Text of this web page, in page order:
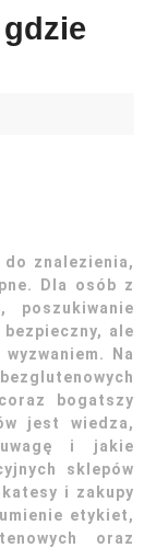
znalezienia,
Dla osób z
poszukiwanie
ale
Na
bogatszy
jest wiedza,
i jakie
sklepów
i zakupy
etykiet,
oraz